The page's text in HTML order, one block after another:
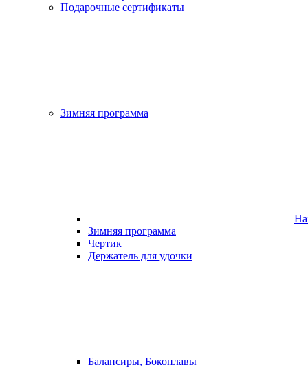
Подарочные сертификаты
Зимняя программа
Зимняя программа
Чертик
Держатель для удочки
Балансиры, Бокоплавы